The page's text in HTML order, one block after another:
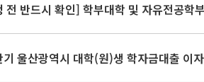
전 반드시 확인] 학부대학 및 자유전공학
울산광역시 대학(원)생 학자금대출 이